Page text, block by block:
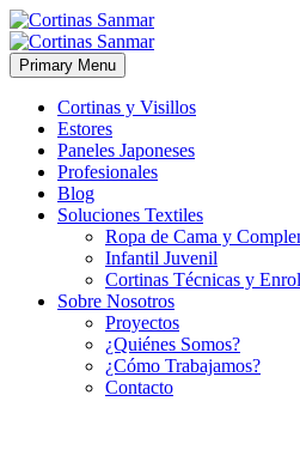
Primary Menu
Cortinas y Visillos
Estores
Paneles Japoneses
Profesionales
Blog
Soluciones Textiles
Ropa de Cama y
Infantil Juvenil
Cortinas Técnicas y
Sobre Nosotros
Proyectos
¿Quiénes Somos?
¿Cómo Trabajamos?
Contacto